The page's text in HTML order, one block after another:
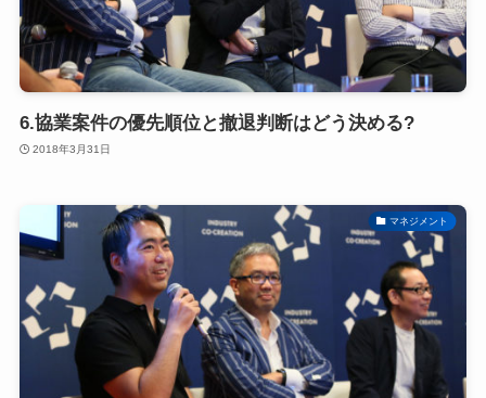
6.協業案件の優先順位と撤退判断はどう決める?
2018年3月31日
マネジメント